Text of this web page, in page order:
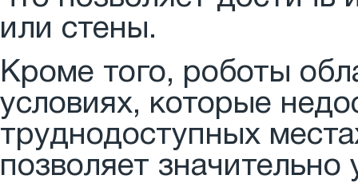
или стены.
Кроме того, роботы
условиях, которые
труднодоступных
позволяет